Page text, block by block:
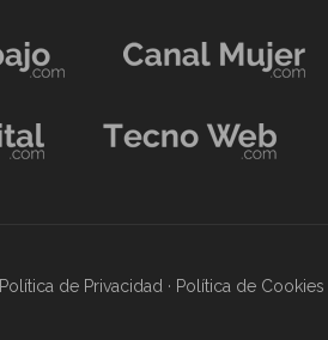
Política de Privacidad · Política de Cookies